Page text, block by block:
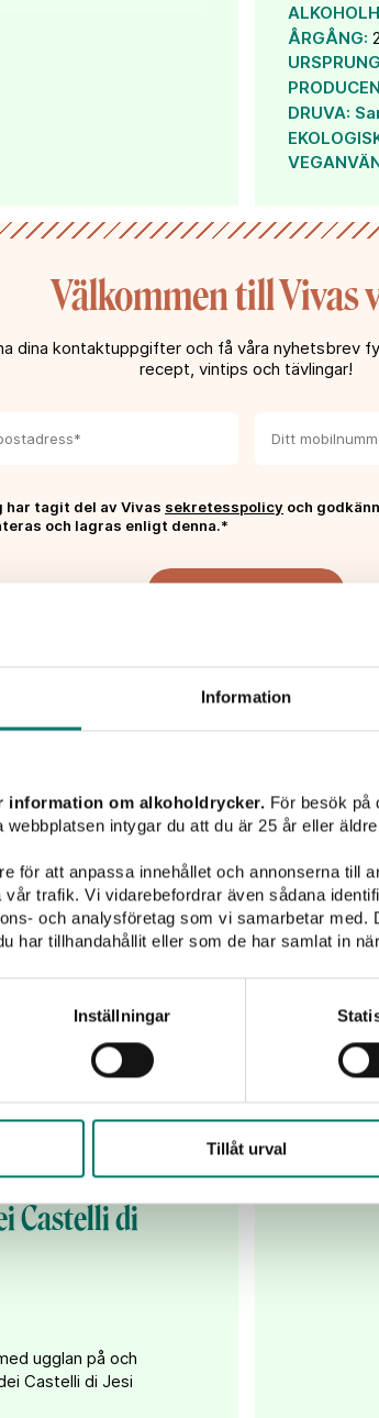
Information
information om alkoholdrycker. För besök på
intygar du att du är 25 år eller
för att anpassa innehållet och annonserna till
trafik. Vi vidarebefordrar även sådana
och analysföretag som vi samarbetar
har tillhandahållit eller som de har samlat in
Inställningar
Tillåt urval
gröna kullar och
Cerester, som
Dessutom kommer vinet i
enkelt kan återvinnas.
ÅRGÅNG:
DRUVA:
Välkommen till Vivas
dina kontaktuppgifter och få våra nyhetsbrev
recept, vintips och tävlingar!
har tagit del av Vivas sekretesspolicy och
och lagras enligt denna.*
Castelli di
ugglan på och
Castelli di Jesi